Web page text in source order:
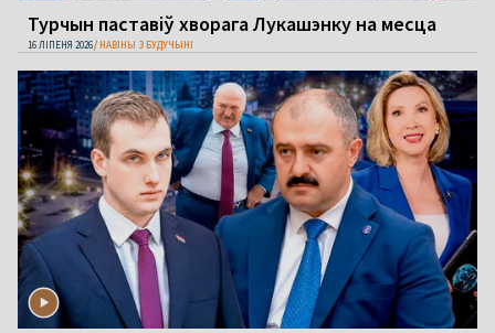
Турчын паставіў хворага Лукашэнку на месца
16 ЛІПЕНЯ 2026 НАВІНЫ З БУДУЧЫНІ